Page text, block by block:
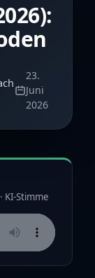
23.
Juni
2026
KI-Stimme